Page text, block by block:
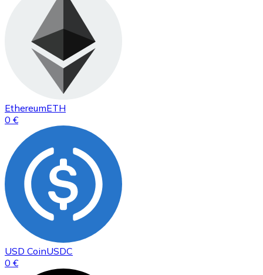
EthereumETH
0 €
USD CoinUSDC
0 €